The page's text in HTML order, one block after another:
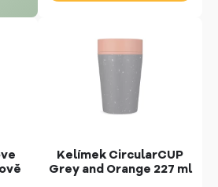
Kelímek CircularCUP
Grey and Orange 227 ml